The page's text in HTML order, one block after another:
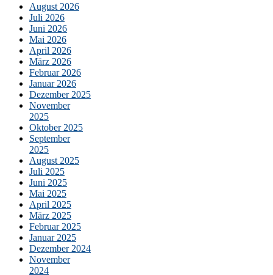
August 2026
Juli 2026
Juni 2026
Mai 2026
April 2026
März 2026
Februar 2026
Januar 2026
Dezember 2025
November
2025
Oktober 2025
September
2025
August 2025
Juli 2025
Juni 2025
Mai 2025
April 2025
März 2025
Februar 2025
Januar 2025
Dezember 2024
November
2024